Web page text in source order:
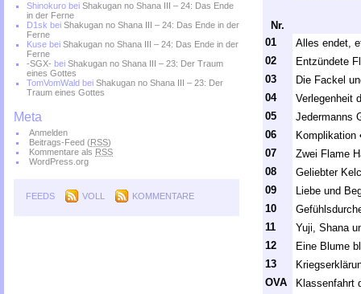
Nr.
01
Alles endet,
02
Entzündete
03
Die Fackel
04
Verlegenheit
05
Jedermanns
06
Komplikation
07
Zwei Flame
08
Geliebter
09
Liebe und
10
11
Yuji, Shana
12
Eine Blume
13
OVA
Klassenfahrt
Shinokuro bei Shakugan no Shana III – 24: Das Ende
in der Ferne
D1sk bei Shakugan no Shana III – 24: Das Ende in der
Ferne
Kuse bei Shakugan no Shana III – 24: Das Ende in der
Ferne
-SGX- bei Shakugan no Shana III – 23: Der Traum
eines Gottes
TomVomWald bei Shakugan no Shana III – 23: Der
Traum eines Gottes
Meta
Anmelden
Beitrags-Feed (RSS)
Kommentare als RSS
WordPress.org
FEEDS VOLL KOMMENTARE